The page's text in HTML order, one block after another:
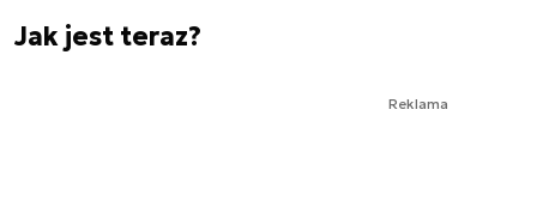
Jak jest teraz?
Reklama